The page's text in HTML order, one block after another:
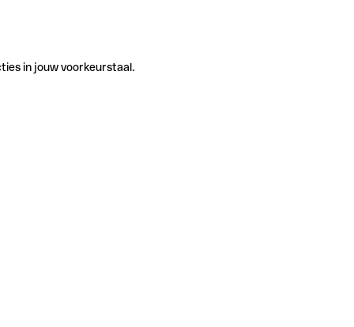
in jouw voorkeurstaal.